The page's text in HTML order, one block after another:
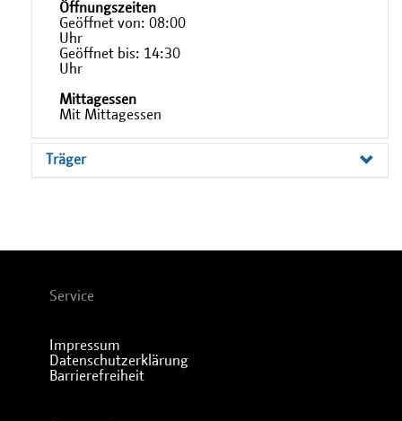
Öffnungszeiten
Geöffnet von: 08:00
Uhr
Geöffnet bis: 14:30
Uhr
Mittagessen
Mit Mittagessen
Träger
Service
Impressum
Datenschutzerklärung
Barrierefreiheit